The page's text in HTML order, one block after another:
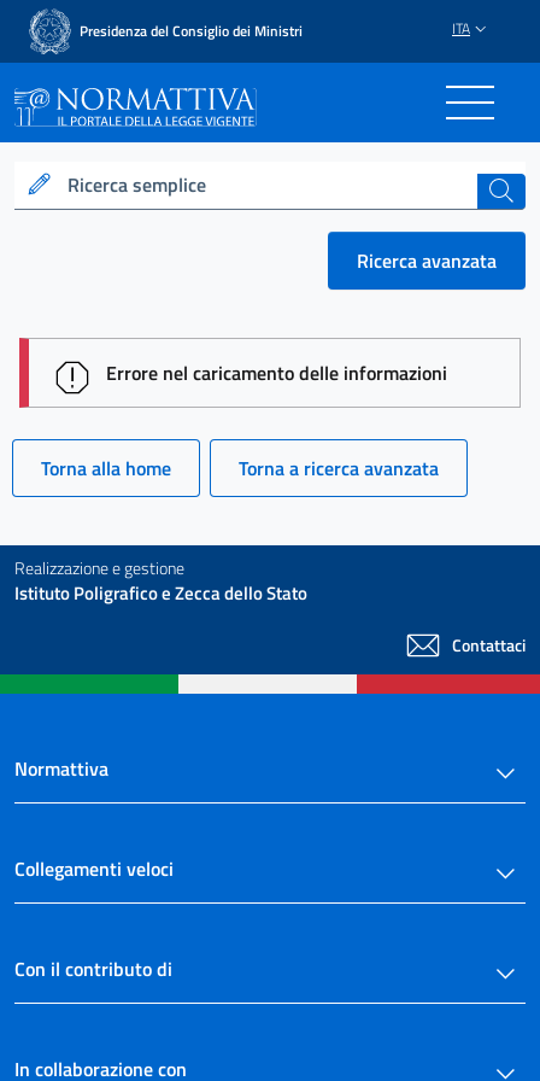
Presidenza del Consiglio dei Ministri ITA
Normattiva - Il portale
Ricerca semplice cerca
Ricerca avanzata
session id: Y6d1L2r-
Errore nel caricamento delle informazioni
Torna alla home Torna a ricerca avanzata
Realizzazione e gestione
Istituto Poligrafico e Zecca dello Stato
Contattaci
Normattiva
Collegamenti veloci
Con il contributo di
In collaborazione con